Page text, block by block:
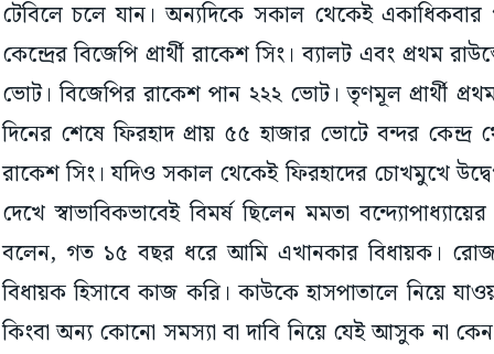
টেবিলে চলে যান। অন্যদিকে সকাল থেকেই
কেন্দ্রের বিজেপি প্রার্থী রাকেশ সিং। ব্যালট এবং প্রথম
ভোট। বিজেপির রাকেশ পান ২২২ ভোট। তৃণমূল প্রার্থী
দিনের শেষে ফিরহাদ প্রায় ৫৫ হাজার ভোটে বন্দর কেন্দ্র
রাকেশ সিং। যদিও সকাল থেকেই ফিরহাদের চোখমুখে
দেখে স্বাভাবিকভাবেই বিমর্ষ ছিলেন মমতা
বলেন, গত ১৫ বছর ধরে আমি এখানকার বিধায়ক।
বিধায়ক হিসাবে কাজ করি। কাউকে হাসপাতালে নিয়ে
কিংবা অন্য কোনো সমস্যা বা দাবি নিয়ে যেই আসুক না কেন